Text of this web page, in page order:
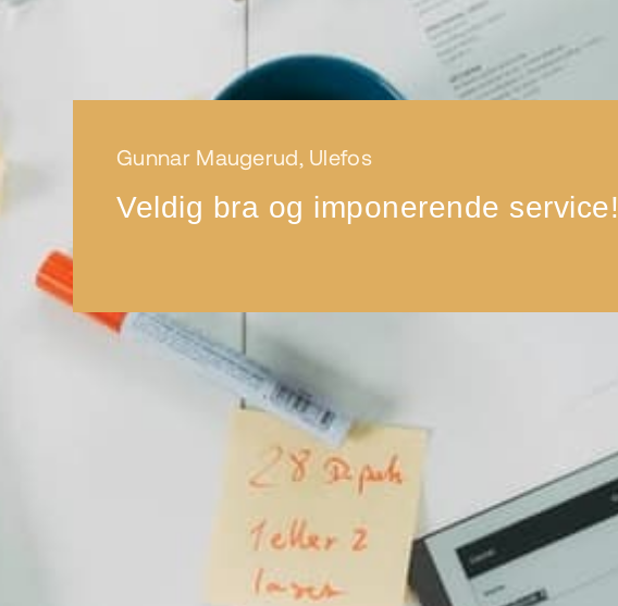
Gunnar Maugerud, Ulefos
Veldig bra og imponerende service!